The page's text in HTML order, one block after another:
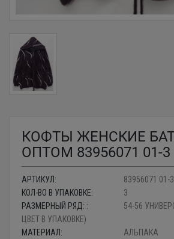
КОФТЫ ЖЕНСКИЕ
ОПТОМ 83956071 01-3
АРТИКУЛ:
83956071 01-3
КОЛ-ВО В УПАКОВКЕ:
3
РАЗМЕРНЫЙ РЯД: :
54-56
ЦВЕТ В УПАКОВКЕ)
МАТЕРИАЛ:
АЛЬПАКА